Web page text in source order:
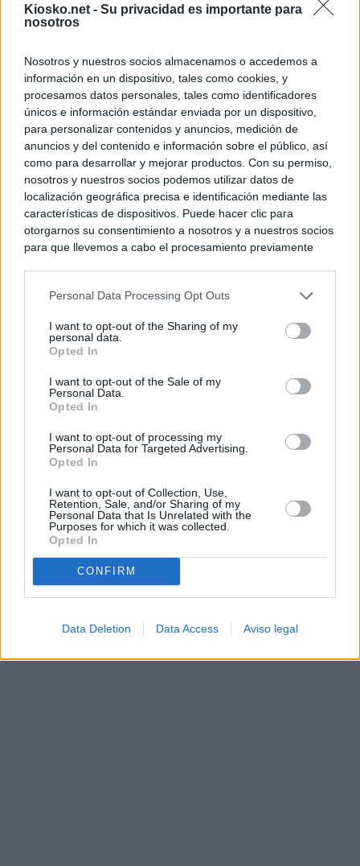
Kiosko.net - Su privacidad es importante para
nosotros
Nosotros y nuestros socios almacenamos o accedemos a
información en un dispositivo, tales como cookies, y
procesamos datos personales, tales como identificadores
únicos e información estándar enviada por un dispositivo,
para personalizar contenidos y anuncios, medición de
anuncios y del contenido e información sobre el público, así
como para desarrollar y mejorar productos. Con su permiso,
nosotros y nuestros socios podemos utilizar datos de
localización geográfica precisa e identificación mediante las
características de dispositivos. Puede hacer clic para
otorgarnos su consentimiento a nosotros y a nuestros socios
para que llevemos a cabo el procesamiento previamente
negar su consentimiento. Tenga en cuenta que algún
de su consentimiento, pero usted tiene el derecho de
rechazar tal procesamiento. Sus preferencias se aplicarán
cualquier momento entrando de nuevo en este sitio web o
visitando nuestra política de privacidad.
Personal Data Processing Opt Outs
I want to opt-out of the Sharing of my
personal data.
Opted In
I want to opt-out of the Sale of my
Personal Data.
Opted In
I want to opt-out of processing my
Personal Data for Targeted Advertising.
Opted In
I want to opt-out of Collection, Use,
Retention, Sale, and/or Sharing of my
Personal Data that Is Unrelated with the
Purposes for which it was collected.
Opted In
CONFIRM
Data Deletion Data Access Aviso legal